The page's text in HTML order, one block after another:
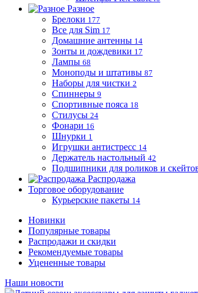
Разное
Брелоки 177
Все для Sim 17
Домашние антенны 14
Зонты и дождевики 17
Лампы 68
Моноподы и штативы 87
Наборы для чистки 2
Спиннеры 9
Спортивные пояса 18
Стилусы 24
Фонари 16
Шнурки 1
Игрушки антистресс 14
Держатель настольный 42
Подшипники для роликов и
Распродажа
Торговое оборудование
Курьерские пакеты 14
Новинки
Популярные товары
Распродажи и скидки
Рекомендуемые товары
Уцененные товары
Наши новости